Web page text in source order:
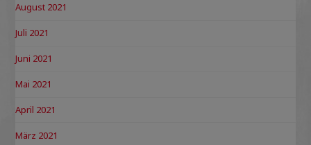
August 2021
Juli 2021
Juni 2021
Mai 2021
April 2021
März 2021